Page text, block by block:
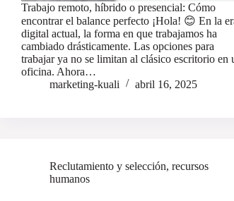
Trabajo remoto, híbrido o presencial: Cómo
encontrar el balance perfecto ¡Hola! 😊 En la
digital actual, la forma en que trabajamos ha
cambiado drásticamente. Las opciones para
trabajar ya no se limitan al clásico escritorio en
oficina. Ahora…
marketing-kuali
abril 16, 2025
Reclutamiento y selección, recursos
humanos